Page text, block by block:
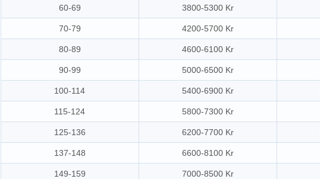
60-69 3800-5300 Kr
70-79 4200-5700 Kr
80-89 4600-6100 Kr
90-99 5000-6500 Kr
100-114 5400-6900 Kr
115-124 5800-7300 Kr
125-136 6200-7700 Kr
137-148 6600-8100 Kr
149-159 7000-8500 Kr